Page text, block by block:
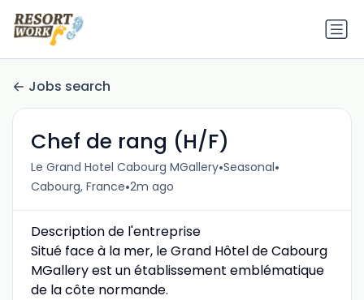
Jobs search
Chef de rang (H/F)
Le Grand Hotel Cabourg MGallery•Seasonal•
Cabourg, France•2m ago
Description de l'entreprise
Situé face à la mer, le Grand Hôtel de Cabourg
MGallery est un établissement emblématique
de la côte normande.